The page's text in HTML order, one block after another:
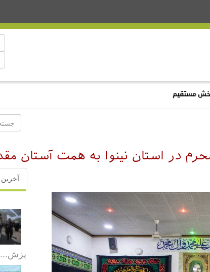
مستقیم
در استان نینوا به همت آستان
آخرین
پزش...